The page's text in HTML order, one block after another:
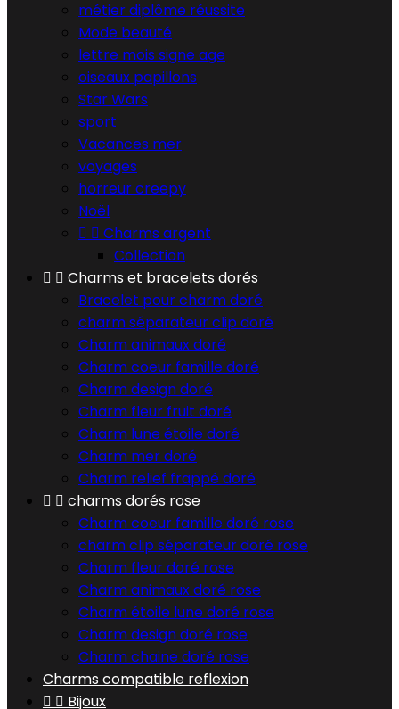
métier diplôme réussite
Mode beauté
lettre mois signe age
oiseaux papillons
Star Wars
sport
Vacances mer
voyages
horreur creepy
Noël
  Charms argent
Collection
  Charms et bracelets dorés
Bracelet pour charm doré
charm séparateur clip doré
Charm animaux doré
Charm coeur famille doré
Charm design doré
Charm fleur fruit doré
Charm lune étoile doré
Charm mer doré
Charm relief frappé doré
  charms dorés rose
Charm coeur famille doré rose
charm clip séparateur doré rose
Charm fleur doré rose
Charm animaux doré rose
Charm étoile lune doré rose
Charm design doré rose
Charm chaine doré rose
Charms compatible reflexion
  Bijoux